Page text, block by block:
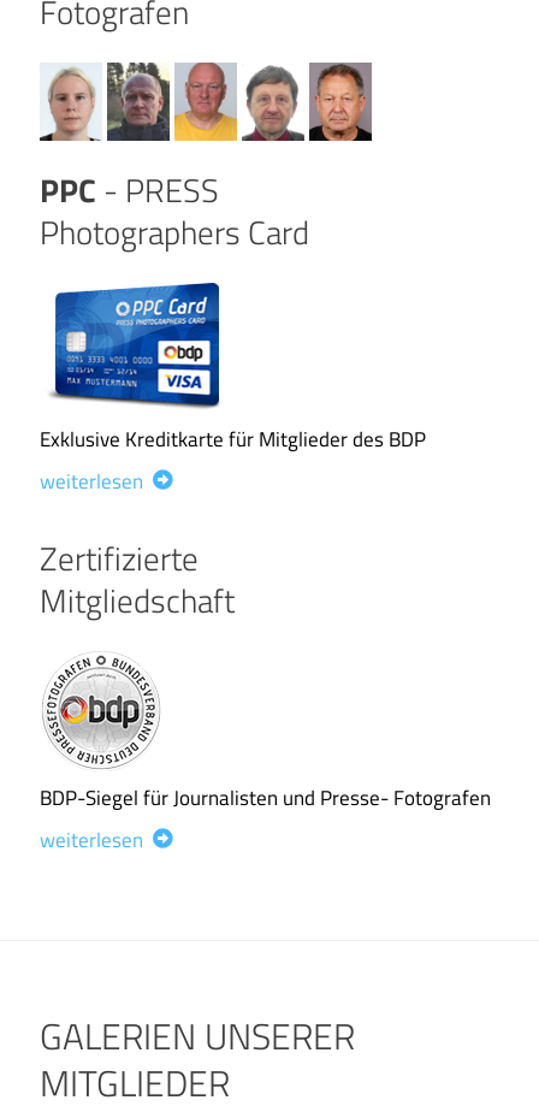
Fotografen
PPC - PRESS
Photographers Card
Exklusive Kreditkarte für Mitglieder des BDP
weiterlesen
Zertifizierte
Mitgliedschaft
BDP-Siegel für Journalisten und Presse- Fotografen
weiterlesen
GALERIEN UNSERER
MITGLIEDER